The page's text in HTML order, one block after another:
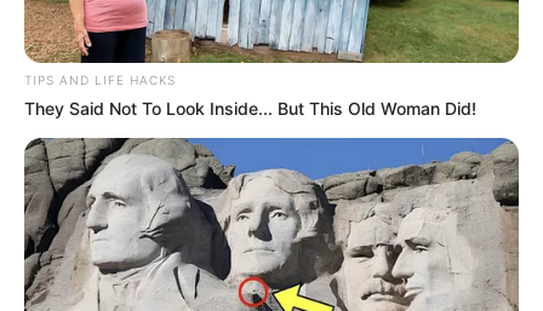
E vale dizer que você pode fazerpainel sejam
bem-vindos educação infantil, ensino
fundamental e médio também. Com isso, todos
os integrantes da escola se sentirão bem
recebidos.
Por isso, preparamos este post com várias ideias
depainel de boas-vindas para escola.Assim,
dentre muitas opções, você – professor, diretor
TIPS AND LIFE HACKS
They Said Not To Look Inside... But This Old Woman Did!